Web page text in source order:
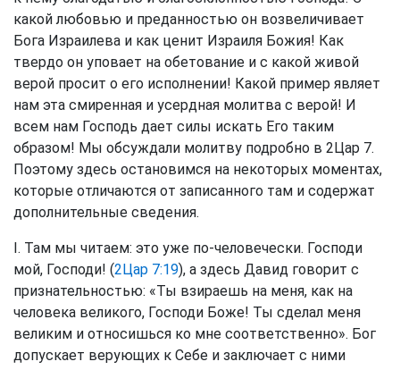
какой любовью и преданностью он возвеличивает
Бога Израилева и как ценит Израиля Божия! Как
твердо он уповает на обетование и с какой живой
верой просит о его исполнении! Какой пример являет
нам эта смиренная и усердная молитва с верой! И
всем нам Господь дает силы искать Его таким
образом! Мы обсуждали молитву подробно в 2Цар 7.
Поэтому здесь остановимся на некоторых моментах,
которые отличаются от записанного там и содержат
дополнительные сведения.
I. Там мы читаем: это уже по-человечески. Господи
мой, Господи! (2Цар 7:19), а здесь Давид говорит с
признательностью: «Ты взираешь на меня, как на
человека великого, Господи Боже! Ты сделал меня
великим и относишься ко мне соответственно». Бог
допускает верующих к Себе и заключает с ними